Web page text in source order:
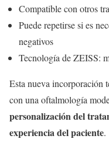
Compatible con otros
Puede repetirse si es
negativos
Tecnología de ZEISS:
Esta nueva incorporación
con una oftalmología
personalización del
experiencia del paciente.